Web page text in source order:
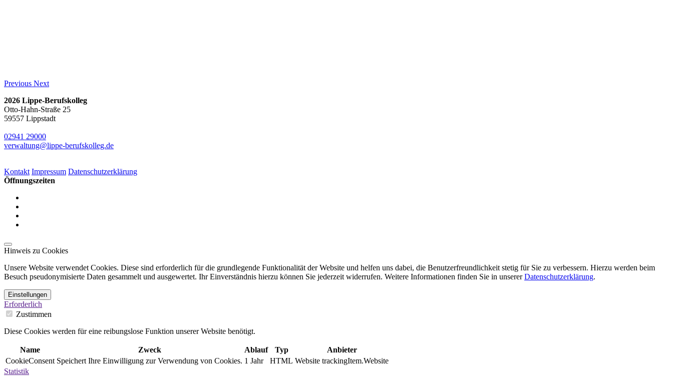
Previous Next
2026 Lippe-Berufskolleg
Otto-Hahn-Straße 25
59557 Lippstadt
02941 29000
verwaltung@lippe-berufskolleg.de
Kontakt Impressum Datenschutzerklärung
Öffnungszeiten
Hinweis zu Cookies
Unsere Website verwendet Cookies. Diese sind erforderlich für die grundlegende Funktionalität der Website und helfen uns dabei, die Benutzerfreundlichkeit stetig für Sie zu verbessern. Hierzu werden beim
Besuch pseudonymisierte Daten gesammelt und ausgewertet. Ihr Einverständnis hierzu können Sie jederzeit widerrufen. Weitere Informationen finden Sie in unsererDatenschutzerklärung.
Einstellungen
Erforderlich
Zustimmen
Diese Cookies werden für eine reibungslose Funktion unserer Website benötigt.
Name Zweck Ablauf Typ
Anbieter
CookieConsent Speichert Ihre Einwilligung zur Verwendung von Cookies. 1 Jahr HTML Website trackingItem.Website
Statistik